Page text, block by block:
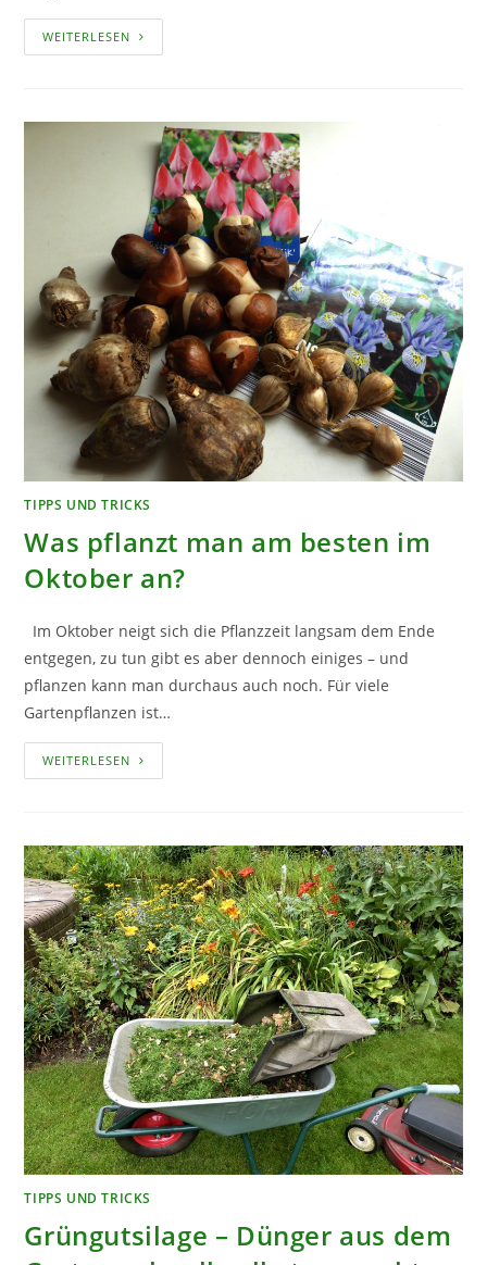
WEITERLESEN VERTROCKNETE
PFLANZEN
TIPPS UND TRICKS
Was pflanzt man am besten im
Oktober an?
Im Oktober neigt sich die Pflanzzeit langsam dem Ende
entgegen, zu tun gibt es aber dennoch einiges – und
pflanzen kann man durchaus auch noch. Für viele
Gartenpflanzen ist…
WEITERLESEN WAS
PFLANZT
OKTOBER
AN?
TIPPS UND TRICKS
Grüngutsilage – Dünger aus dem